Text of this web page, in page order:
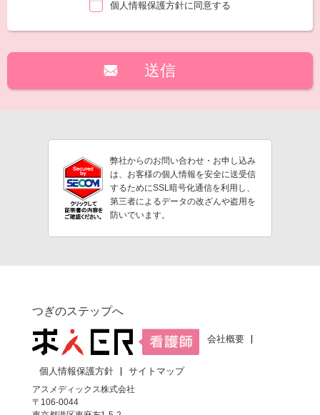
個人情報保護方針に同意する
弊社からのお問い合わせ・お申し込み
は、お客様の個人情報を安全に送受信
するためにSSL暗号化通信を利用し、
第三者によるデータの改ざんや盗用を
防いでいます。
つぎのステップへ
会社概要
個人情報保護方針
サイトマップ
アスメディックス株式会社
〒106-0044